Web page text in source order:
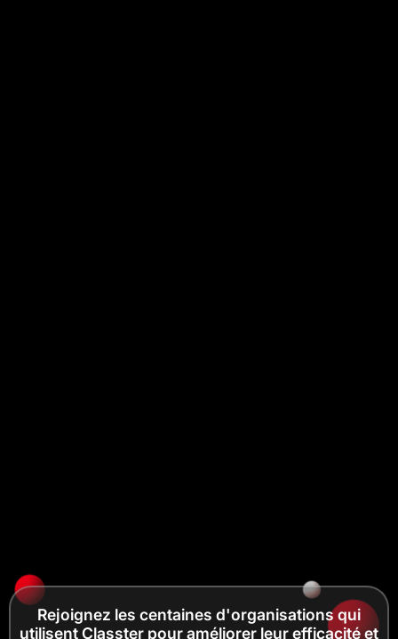
Rejoignez les centaines d'organisations qui
utilisent Classter pour améliorer leur efficacité et